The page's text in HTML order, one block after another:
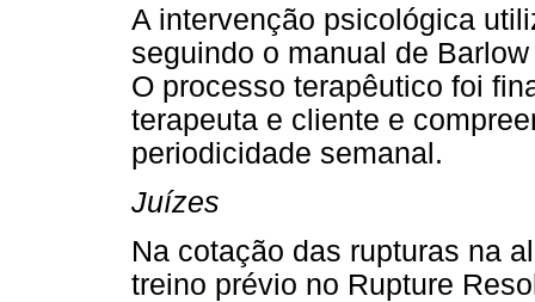
A intervenção psicológica
seguindo o manual de
O processo terapêutico foi
terapeuta e cliente e
periodicidade semanal.
Juízes
Na cotação das rupturas na
treino prévio no Rupture